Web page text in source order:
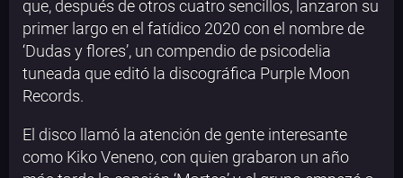
que, después de otros cuatro sencillos, lanzaron su
primer largo en el fatídico 2020 con el nombre de
‘Dudas y flores’, un compendio de psicodelia
tuneada que editó la discográfica Purple Moon
Records.
El disco llamó la atención de gente interesante
como Kiko Veneno, con quien grabaron un año